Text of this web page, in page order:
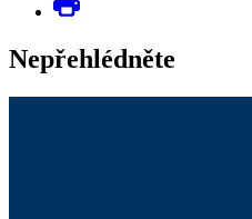
Nepřehlédněte